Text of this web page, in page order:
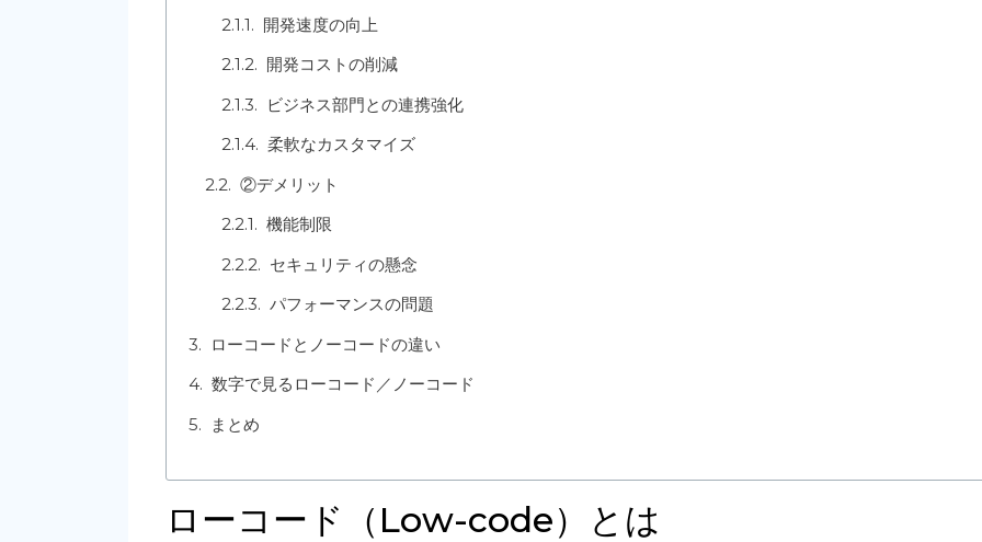
開発速度の向上
開発コストの削減
ビジネス部門との連携強化
柔軟なカスタマイズ
②デメリット
機能制限
セキュリティの懸念
パフォーマンスの問題
ローコードとノーコードの違い
数字で見るローコード／ノーコード
まとめ
ローコード（Low-code）とは